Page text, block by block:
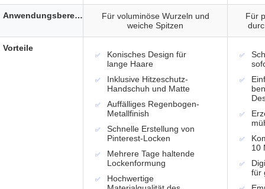
Für voluminöse Wurzeln und
weiche Spitzen
Für
Konisches Design für
lange Haare
Inklusive Hitzeschutz-
Handschuh und Matte
Auffälliges Regenbogen-
Metallfinish
Schnelle Erstellung von
Pinterest-Locken
Mehrere Tage haltende
Lockenformung
Hochwertige
10
für
Anwendungsbereich
Vorteile